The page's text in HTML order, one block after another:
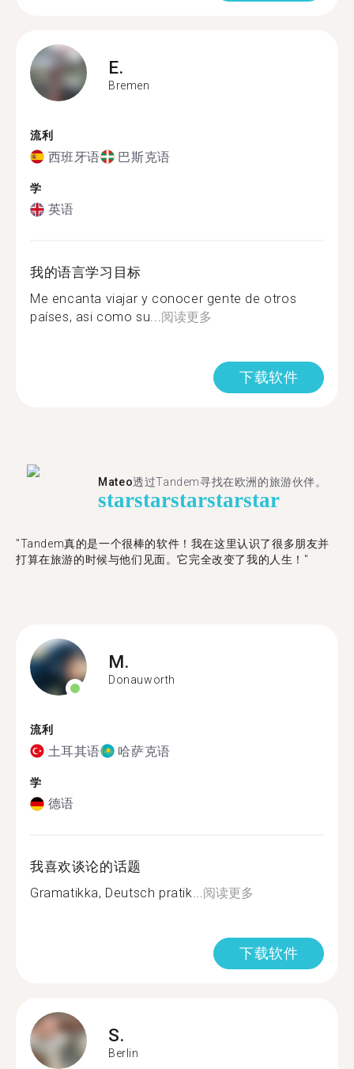
E.
Bremen
流利
西班牙语 巴斯克语
学
英语
我的语言学习目标
Me encanta viajar y conocer gente de otros
países, asi como su...阅读更多
下载软件
Mateo透过Tandem寻找在欧洲的旅游伙伴。
starstarstarstarstar
"Tandem真的是一个很棒的软件！我在这里认识了很多朋友并
打算在旅游的时候与他们见面。它完全改变了我的人生！"
M.
Donauworth
流利
土耳其语 哈萨克语
学
德语
我喜欢谈论的话题
Gramatikka, Deutsch pratik...阅读更多
下载软件
S.
Berlin